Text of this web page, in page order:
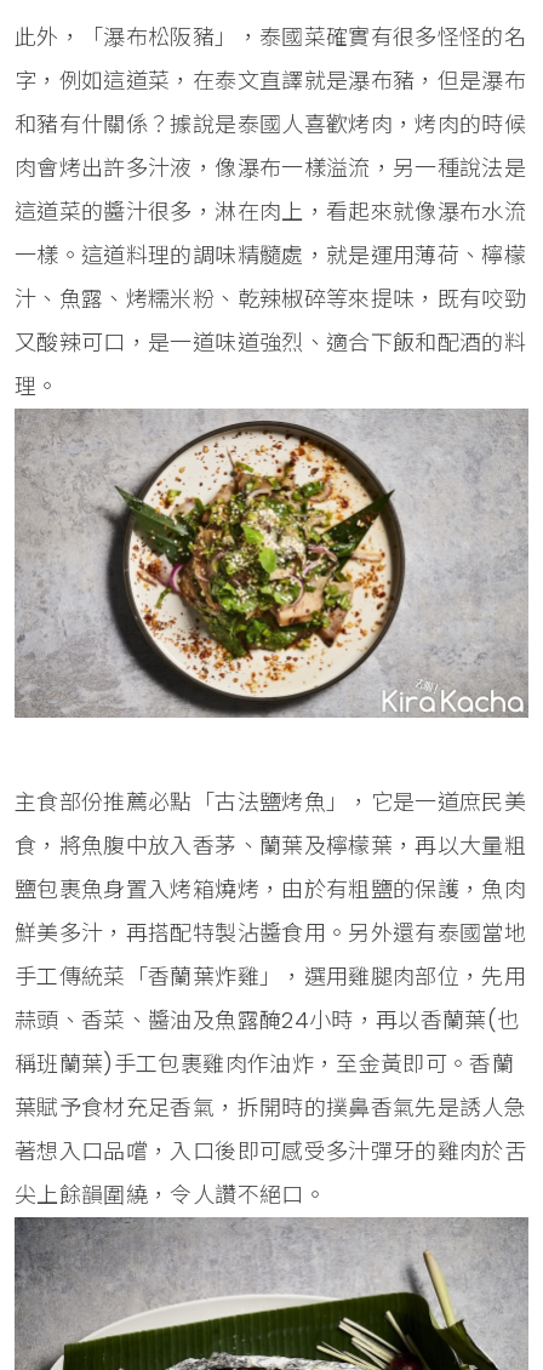
此外，「瀑布松阪豬」，泰國菜確實有很多怪怪的名
字，例如這道菜，在泰文直譯就是瀑布豬，但是瀑布
和豬有什關係？據說是泰國人喜歡烤肉，烤肉的時候
肉會烤出許多汁液，像瀑布一樣溢流，另一種說法是
這道菜的醬汁很多，淋在肉上，看起來就像瀑布水流
一樣。這道料理的調味精髓處，就是運用薄荷、檸檬
汁、魚露、烤糯米粉、乾辣椒碎等來提味，既有咬勁
又酸辣可口，是一道味道強烈、適合下飯和配酒的料
理。
主食部份推薦必點「古法鹽烤魚」，它是一道庶民美
食，將魚腹中放入香茅、蘭葉及檸檬葉，再以大量粗
鹽包裹魚身置入烤箱燒烤，由於有粗鹽的保護，魚肉
鮮美多汁，再搭配特製沾醬食用。另外還有泰國當地
手工傳統菜「香蘭葉炸雞」，選用雞腿肉部位，先用
蒜頭、香菜、醬油及魚露醃24小時，再以香蘭葉(也
稱班蘭葉)手工包裹雞肉作油炸，至金黃即可。香蘭
葉賦予食材充足香氣，拆開時的撲鼻香氣先是誘人急
著想入口品嚐，入口後即可感受多汁彈牙的雞肉於舌
尖上餘韻圍繞，令人讚不絕口。